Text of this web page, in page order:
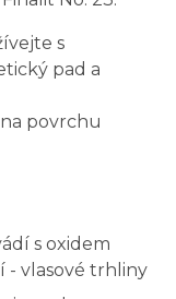
s
pad a
povrchu
s oxidem
- vlasové trhliny